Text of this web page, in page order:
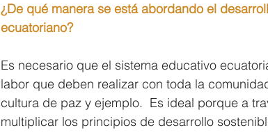
¿De qué manera se está abordando el
ecuatoriano?
Es necesario que el sistema educativo
labor que deben realizar con toda la
cultura de paz y ejemplo.  Es ideal porque a
multiplicar los principios de desarrollo